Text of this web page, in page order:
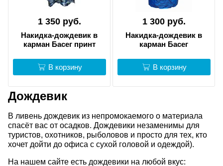
1 350 руб.
Накидка-дождевик в
карман Басег принт
В корзину
1 300 руб.
Накидка-дождевик в
карман Басег
В корзину
Дождевик
В ливень дождевик из непромокаемого о материала
спасёт вас от осадков. Дождевики незаменимы для
туристов, охотников, рыболовов и просто для тех, кто
хочет дойти до офиса с сухой головой и одеждой).
На нашем сайте есть дождевики на любой вкус: